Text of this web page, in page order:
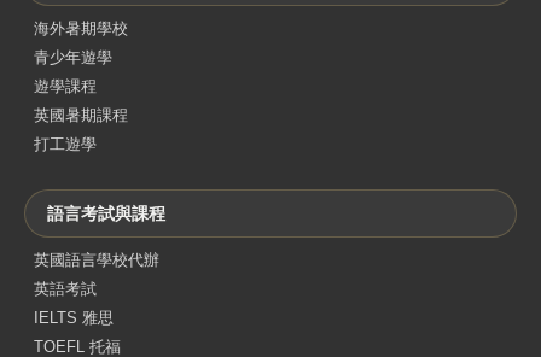
海外暑期學校
青少年遊學
遊學課程
英國暑期課程
打工遊學
語言考試與課程
英國語言學校代辦
英語考試
IELTS 雅思
TOEFL 托福